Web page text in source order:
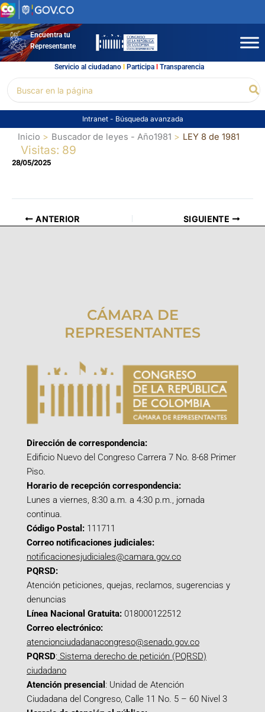
Ir
al
contenidoEncuentra tu
Representante
Servicio al ciudadano l Participal Transparencia
por:
Intranet - Búsqueda avanzada
Inicio Buscador de leyes - Año1981 LEY 8 de 1981
Visitas: 89
28/05/2025
ANTERIOR SIGUIENTE
CÁMARA DE
REPRESENTANTES
Dirección de correspondencia:
Edificio Nuevo del Congreso Carrera 7 No. 8-68 Primer
Piso.
Horario de recepción correspondencia:
Lunes a viernes, 8:30 a.m. a 4:30 p.m., jornada
continua.
Código Postal: 111711
Correo notificaciones judiciales:
notificacionesjudiciales@camara.gov.co
PQRSD:
Atención peticiones, quejas, reclamos, sugerencias y
denuncias
Línea Nacional Gratuita: 018000122512
Correo electrónico:
atencionciudadanacongreso@senado.gov.co
PQRSD: Sistema derecho de petición (PQRSD)
ciudadano
Atención presencial : Unidad de Atención
Ciudadana del Congreso, Calle 11 No. 5 – 60 Nivel 3